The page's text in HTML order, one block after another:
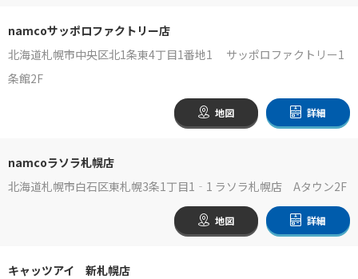
namcoサッポロファクトリー店
北海道札幌市中央区北1条東4丁目1番地1 サッポロファクトリー1
条館2F
地図 詳細
namcoラソラ札幌店
北海道札幌市白石区東札幌3条1丁目1‐1 ラソラ札幌店 Aタウン2F
地図 詳細
キャッツアイ 新札幌店